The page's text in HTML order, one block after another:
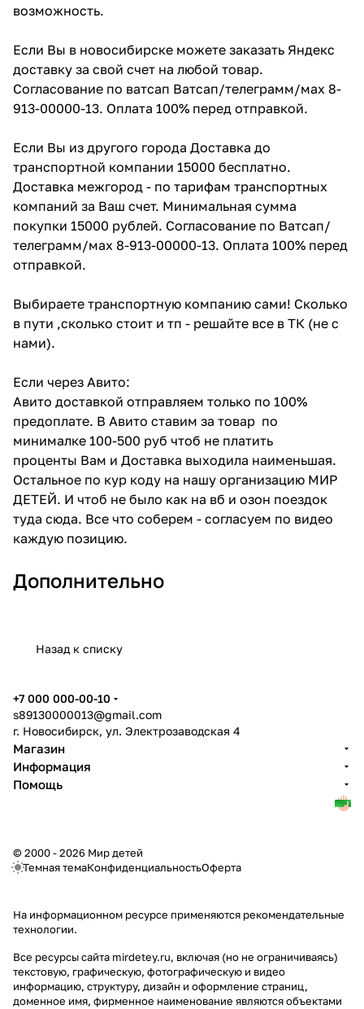
возможность.
Если Вы в новосибирске можете заказать Яндекс
доставку за свой счет на любой товар.
Согласование по ватсап Ватсап/телеграмм/мах 8-
913-00000-13. Оплата 100% перед отправкой.
Если Вы из другого города Доставка до
транспортной компании 15000 бесплатно.
Доставка межгород - по тарифам транспортных
компаний за Ваш счет. Минимальная сумма
покупки 15000 рублей. Согласование по Ватсап/
телеграмм/мах 8-913-00000-13. Оплата 100% перед
отправкой.
Выбираете транспортную компанию сами! Сколько
в пути ,сколько стоит и тп - решайте все в ТК (не с
нами).
Если через Авито:
Авито доставкой отправляем только по 100%
предоплате. В Авито ставим за товар по
минималке 100-500 руб чтоб не платить
проценты Вам и Доставка выходила наименьшая.
Остальное по кур коду на нашу организацию МИР
ДЕТЕЙ. И чтоб не было как на вб и озон поездок
туда сюда. Все что соберем - согласуем по видео
каждую позицию.
Дополнительно
Назад к списку
+7 000 000-00-10
s89130000013@gmail.com
г. Новосибирск, ул. Электрозаводская 4
Магазин
Информация
Помощь
© 2000 - 2026 Мир детей
Темная темаКонфиденциальностьОферта
На информационном ресурсе применяются рекомендательные
технологии.
Все ресурсы сайта mirdetey.ru, включая (но не ограничиваясь)
текстовую, графическую, фотографическую и видео
информацию, структуру, дизайн и оформление страниц,
доменное имя, фирменное наименование являются объектами